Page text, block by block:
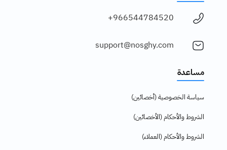
966544784520+
support@nosghy.com
مساعدة
سياسة الخصوصية (أخصائين)
الشروط والأحكام (الأخصائين)
الشروط والأحكام (العملاء)